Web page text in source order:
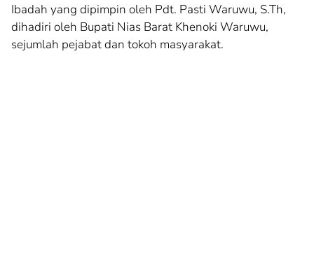
Ibadah yang dipimpin oleh Pdt. Pasti Waruwu, S.Th,
dihadiri oleh Bupati Nias Barat Khenoki Waruwu,
sejumlah pejabat dan tokoh masyarakat.